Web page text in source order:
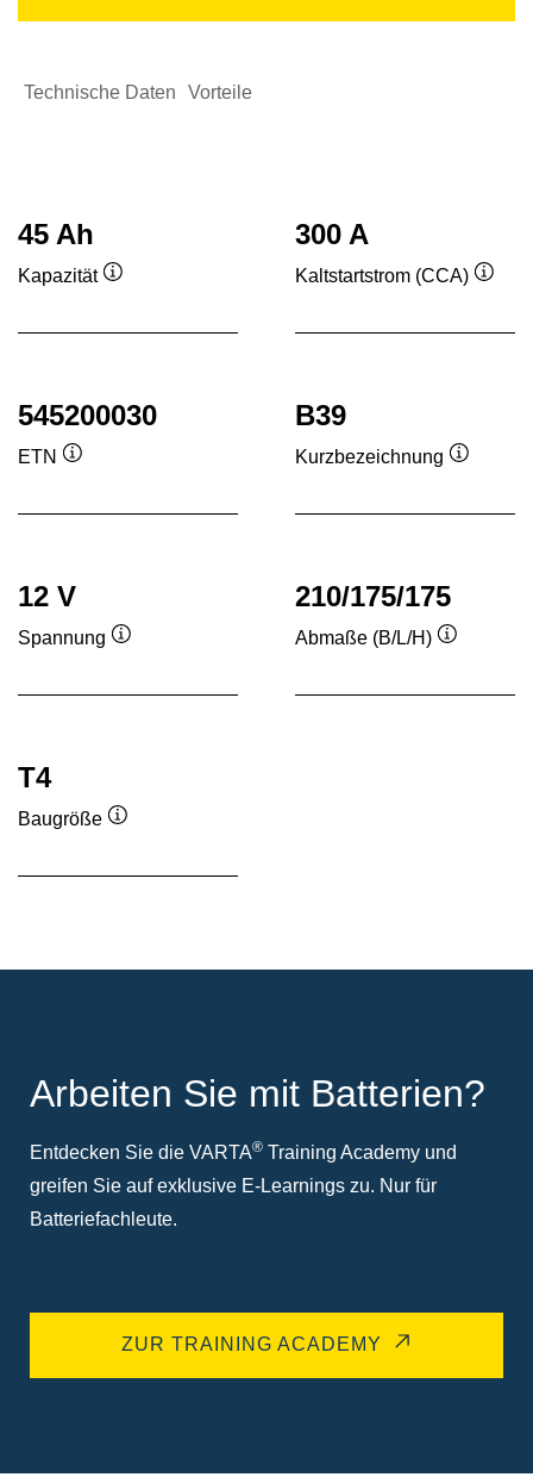
Technische Daten Vorteile
45 Ah
Kapazität
300 A
Kaltstartstrom (CCA)
545200030
ETN
B39
Kurzbezeichnung
12 V
Spannung
210/175/175
Abmaße (B/L/H)
T4
Baugröße
Arbeiten Sie mit Batterien?
Entdecken Sie die VARTA® Training Academy und
greifen Sie auf exklusive E-Learnings zu. Nur für
Batteriefachleute.
ZUR TRAINING ACADEMY